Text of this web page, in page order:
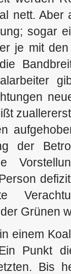
nett.
sogar
je mit
der
Grünen
einem
Punkt
Bis